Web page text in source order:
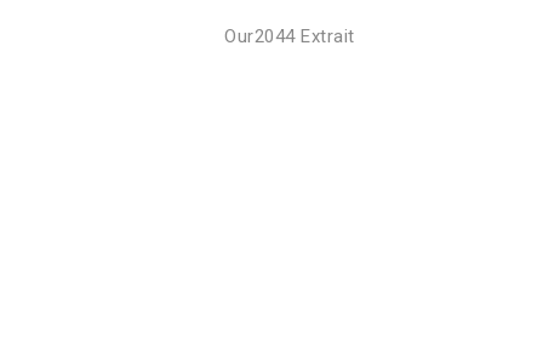
Our2044 Extrait